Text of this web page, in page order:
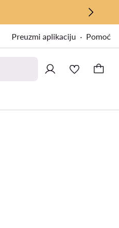
Preuzmi aplikaciju Pomoć